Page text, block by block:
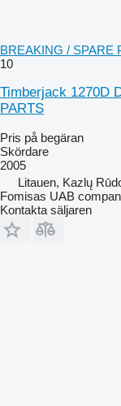
BREAKING / SPARE
10
Timberjack 1270D
PARTS
Pris på begäran
Skördare
2005
Litauen, Kazlų
Fomisas UAB
Kontakta säljaren